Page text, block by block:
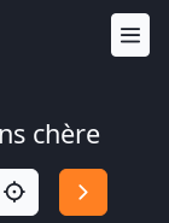
chère